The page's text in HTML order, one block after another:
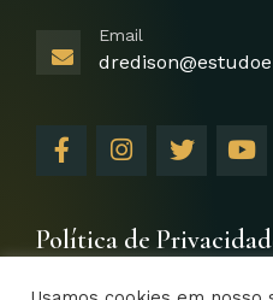
Email
F
a
b
o
o
I
n
a
g
r
T
w
t
e
r
Y
o
u
b
e
Política de